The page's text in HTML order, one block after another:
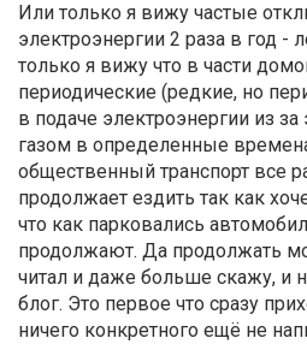
Или только я вижу частые
электроэнергии 2 раза в год -
только я вижу что в части
периодические (редкие, но
в подаче электроэнергии из
газом в определенные
общественный транспорт все
продолжает ездить так как
что как парковались
продолжают. Да продолжать
читал и даже больше скажу, и
блог. Это первое что сразу
ничего конкретного ещё не